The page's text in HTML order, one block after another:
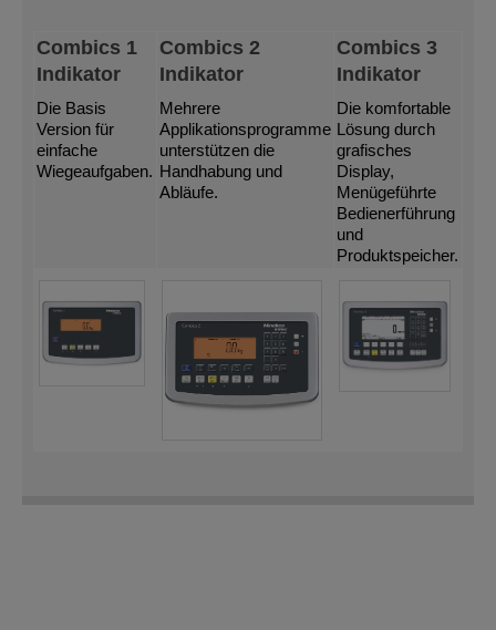
Combics 1
Indikator
Die Basis
Version für
einfache
Wiegeaufgaben.
Combics 2
Indikator
Mehrere
Applikationsprogramme
unterstützen die
Handhabung und
Abläufe.
Combics 3
Indikator
Die komfortable
Lösung durch
grafisches
Display,
Menügeführte
Bedienerführung
und
Produktspeicher.